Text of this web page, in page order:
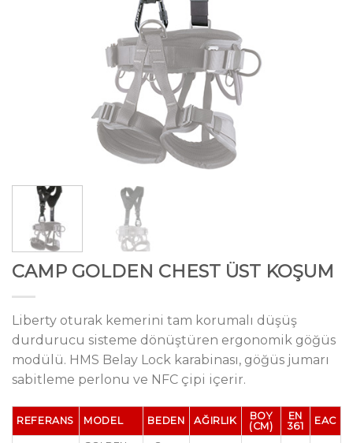
CAMP GOLDEN CHEST ÜST KOŞUM
Liberty oturak kemerini tam korumalı düşüş
durdurucu sisteme dönüştüren ergonomik göğüs
modülü. HMS Belay Lock karabinası, göğüs jumarı
sabitleme perlonu ve NFC çipi içerir.
REFERANS MODEL BEDEN AĞIRLIK
BOY
(CM)
EN
361
EAC